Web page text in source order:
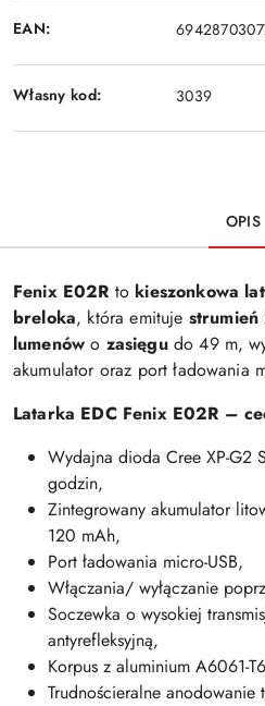
EAN:
Własny kod: 3039
OPIS
Fenix E02R to kieszonkowa
breloka, która emituje
lumenów o zasięgudo 49 m,
akumulator oraz port ładowania
Latarka EDC Fenix E02R –
Wydajna dioda Cree XP-G2
godzin,
Zintegrowany akumulator
120 mAh,
Port ładowania micro-USB,
Włączania/ wyłączanie
Soczewka o wysokiej
antyrefleksyjną,
Korpus z aluminium A6061-
Trudnościeralne